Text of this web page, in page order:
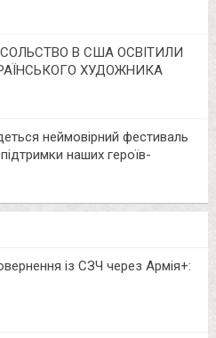
В США ОСВІТИЛИ
ХУДОЖНИКА
неймовірний фестиваль
наших героїв-
із СЗЧ через Армія+: